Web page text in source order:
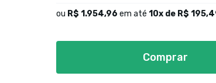
ou R$ 1.954,96 em até 10x de R$
Comprar